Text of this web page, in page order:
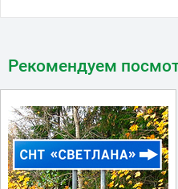
Рекомендуем